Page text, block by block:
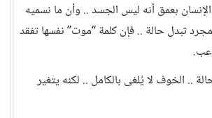
بعمق أنه ليس الجسد .. وأن ما نسميه
تبدل حالة .. فإن كلمة “موت” نفسها تفقد
.. الخوف لا يُلغى بالكامل .. لكنه يتغير